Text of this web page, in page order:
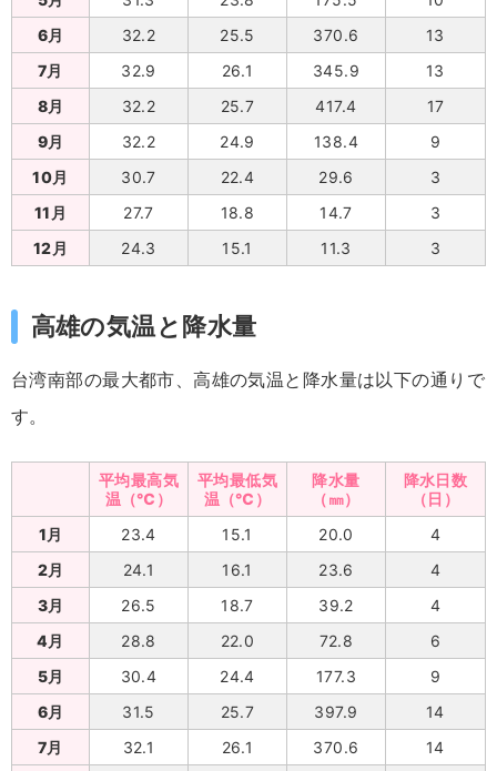
6月
32.2 25.5 370.6
13
7月
32.9 26.1 345.9
13
8月
32.2 25.7 417.4
17
9月
32.2 24.9 138.4
9
10月
30.7 22.4 29.6
3
11月
27.7 18.8 14.7
3
12月
24.3 15.1 11.3 3
高雄の気温と降水量
台湾南部の最大都市、高雄の気温と降水量は以下の通りで
す。
平均最高気
温（℃）
平均最低気
温（℃）
降水量
（㎜）
降水日数
（日）
1月
23.4 15.1 20.0
4
2月
24.1 16.1 23.6
4
3月
26.5 18.7 39.2
4
4月
28.8 22.0 72.8
6
5月
30.4 24.4 177.3
9
6月
31.5 25.7 397.9
14
7月
32.1 26.1 370.6
14